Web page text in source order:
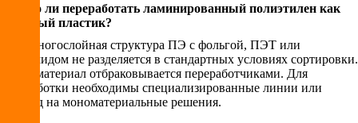
Можно ли переработать ламинированный полиэтилен как
обычный пластик?
Нет. Многослойная структура ПЭ с фольгой, ПЭТ или
полиамидом не разделяется в стандартных условиях сортировки.
Такой материал отбраковывается переработчиками. Для
переработки необходимы специализированные линии или
переход на мономатериальные решения.